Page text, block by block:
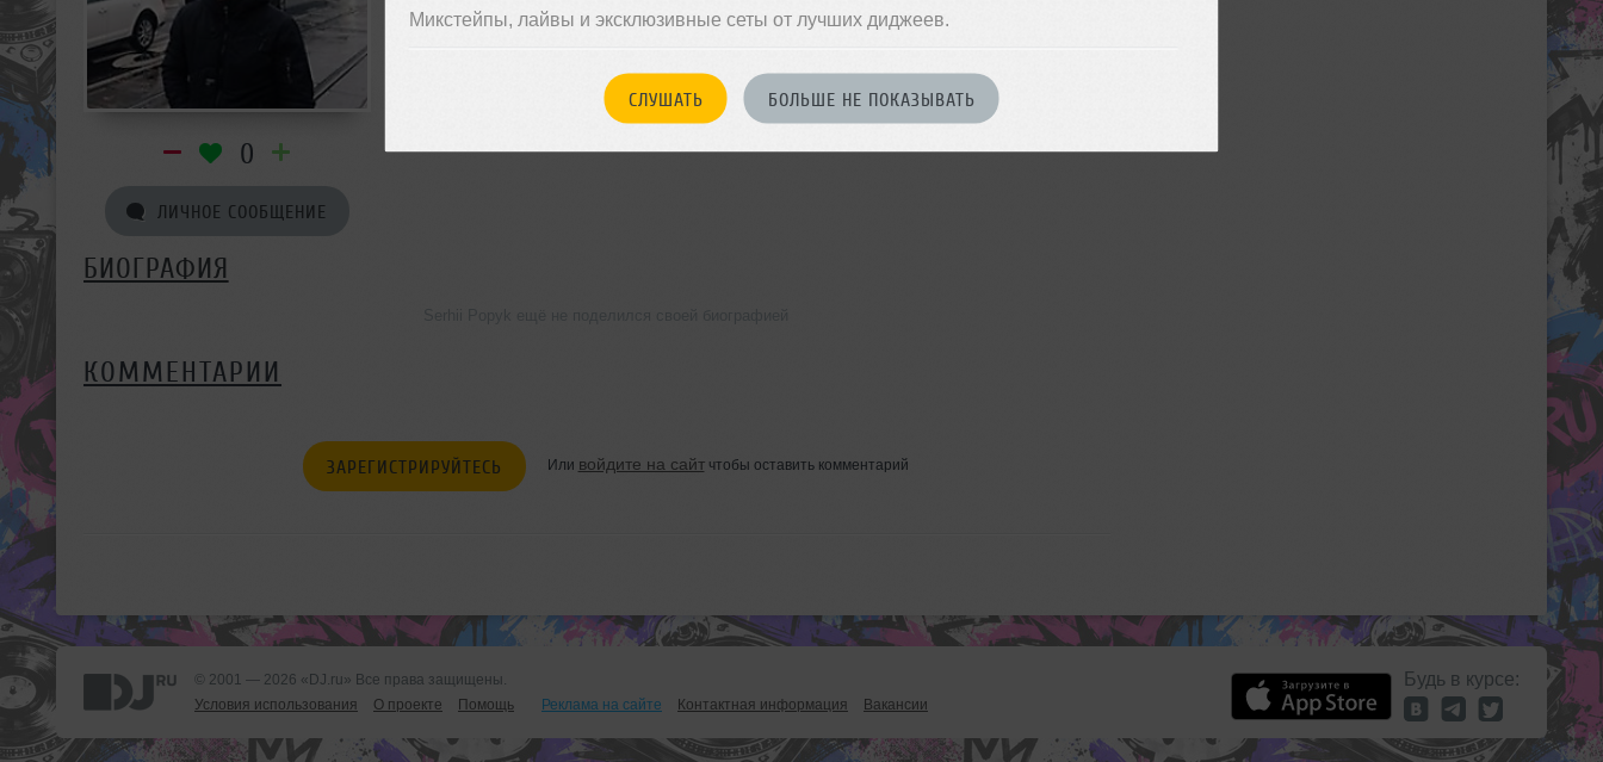
Микстейпы, лайвы и эксклюзивные сеты от лучших диджеев.
СЛУШАТЬ БОЛЬШЕ НЕ ПОКАЗЫВАТЬ
0
ЛИЧНОЕ СООБЩЕНИЕ
БИОГРАФИЯ
КОММЕНТАРИИ
ЗАРЕГИСТРИРУЙТЕСЬ Или войдите на сайтчтобы оставить комментарий
© 2001 — 2026 «DJ.ru» Все права защищены.
Условия использования
О проекте Помощь Реклама на сайте Контактная информация Вакансии
Будь в курсе: